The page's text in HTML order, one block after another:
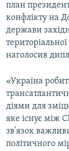
план
конфлікту на
держави
територіальної
наголосив
«Україна
діями для
яке існує між
зв'язок
політичного